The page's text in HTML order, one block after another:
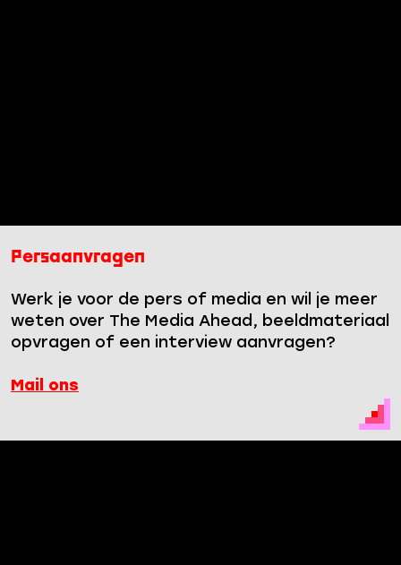
Persaanvragen
Werk je voor de pers of media en wil je meer
weten over The Media Ahead, beeldmateriaal
opvragen of een interview aanvragen?
Mail ons